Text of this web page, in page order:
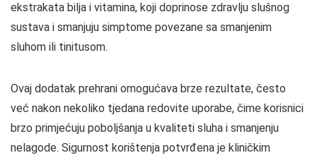
ekstrakata bilja i vitamina, koji doprinose zdravlju slušnog
sustava i smanjuju simptome povezane sa smanjenim
sluhom ili tinitusom.
Ovaj dodatak prehrani omogućava brze rezultate, često
već nakon nekoliko tjedana redovite uporabe, čime korisnici
brzo primjećuju poboljšanja u kvaliteti sluha i smanjenju
nelagode. Sigurnost korištenja potvrđena je kliničkim